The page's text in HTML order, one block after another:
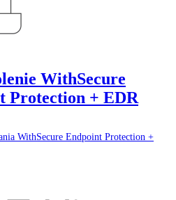
WithSecure
Protection + EDR
WithSecure Endpoint Protection +